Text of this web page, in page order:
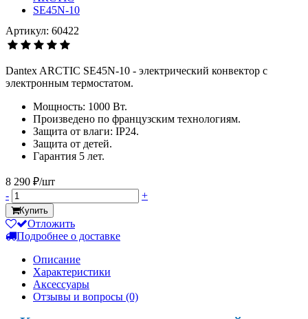
Артикул: 60422
Dantex ARCTIC SE45N-10 - электрический конвектор с
электронным термостатом.
Мощность: 1000 Вт.
Произведено по французским технологиям.
Защита от влаги: IP24.
Защита от детей.
Гарантия 5 лет.
8 290 ₽/шт
-
+
Купить
Отложить
Подробнее о доставке
Описание
Характеристики
Аксессуары
Отзывы и вопросы (0)